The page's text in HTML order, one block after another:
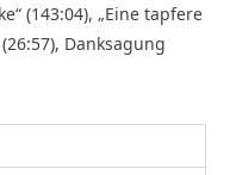
(143:04), „Eine tapfere
Danksagung